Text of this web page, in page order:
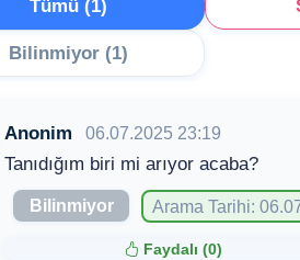
Tümü (1)
Bilinmiyor (1)
Anonim 06.07.2025 23:19
Tanıdığım biri mi arıyor acaba?
Bilinmiyor Arama Tarihi:
Faydalı (0)